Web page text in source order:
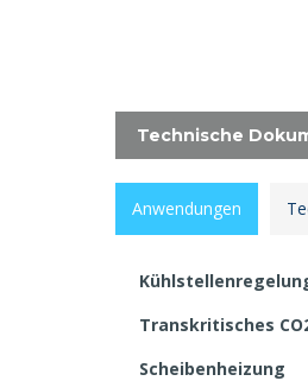
Technische
Anwendungen
Transkritisches
Scheibenheizung